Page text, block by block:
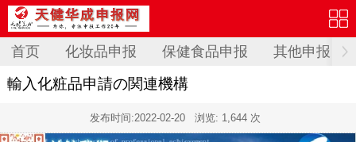
首页 化妆品申报 保健食品申报 其他申报
輸入化粧品申請の関連機構
发布时间:2022-02-20 浏览: 1,644 次